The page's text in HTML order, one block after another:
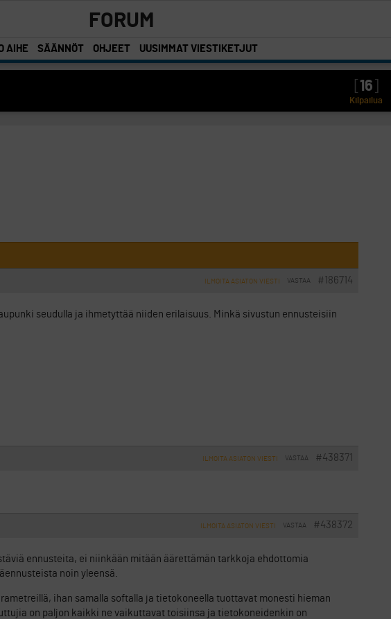
FORUM
AIHE SÄÄNNÖT OHJEET UUSIMMAT VIESTIKETJUT
16
Kilpailua
#186714
VASTAA
ILMOITA ASIATON VIESTI
seudulla ja ihmetyttää niiden erilaisuus. Minkä sivustun ennusteisiin
#438371
VASTAA
ILMOITA ASIATON VIESTI
#438372
VASTAA
ILMOITA ASIATON VIESTI
ennusteita, ei niinkään mitään äärettämän tarkkoja ehdottomia
noin yleensä.
ihan samalla softalla ja tietokoneella tuottavat monesti hieman
on paljon kaikki ne vaikuttavat toisiinsa ja tietokoneidenkin on